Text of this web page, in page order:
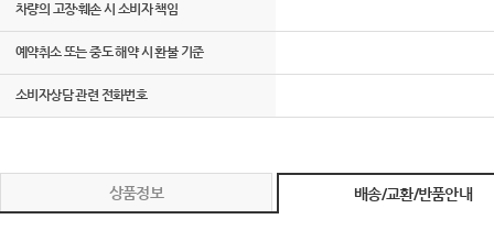
차량의 고장·훼손 시 소비자 책임
예약취소 또는 중도 해약 시 환불 기준
소비자상담 관련 전화번호
상품정보 배송/교환/반품안내